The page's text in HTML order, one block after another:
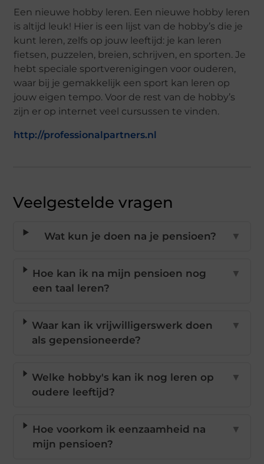
Een nieuwe hobby leren. Een nieuwe hobby leren
is altijd leuk! Hier is een lijst van de hobby’s die je
kunt leren, zelfs op jouw leeftijd: je kan leren
fietsen, puzzelen, breien, schrijven, en sporten. Je
hebt speciale sportverenigingen voor ouderen,
waar bij je gemakkelijk een sport kan leren op
jouw eigen tempo. Voor de rest van de hobby’s
zijn er op internet veel cursussen te vinden.
http://professionalpartners.nl
Veelgestelde vragen
Wat kun je doen na je pensioen? ▼
Hoe kan ik na mijn pensioen nog
een taal leren?
▼
Waar kan ik vrijwilligerswerk doen
als gepensioneerde?
▼
Welke hobby's kan ik nog leren op
oudere leeftijd?
▼
Hoe voorkom ik eenzaamheid na
mijn pensioen?
▼